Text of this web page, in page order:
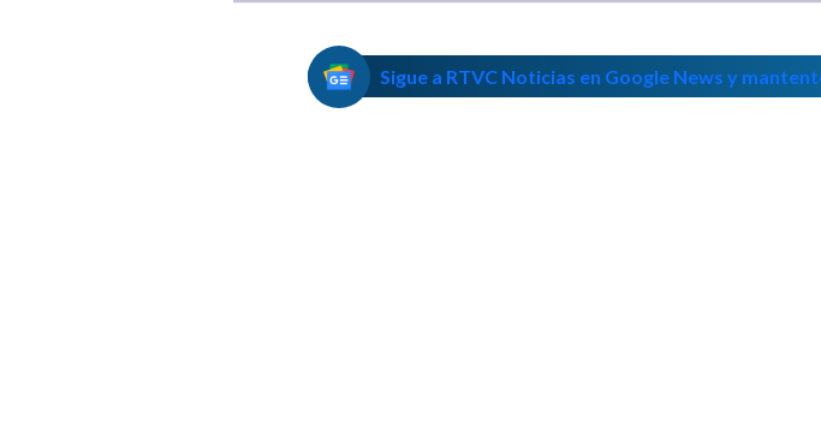
Sigue a RTVC Noticias en Google News y